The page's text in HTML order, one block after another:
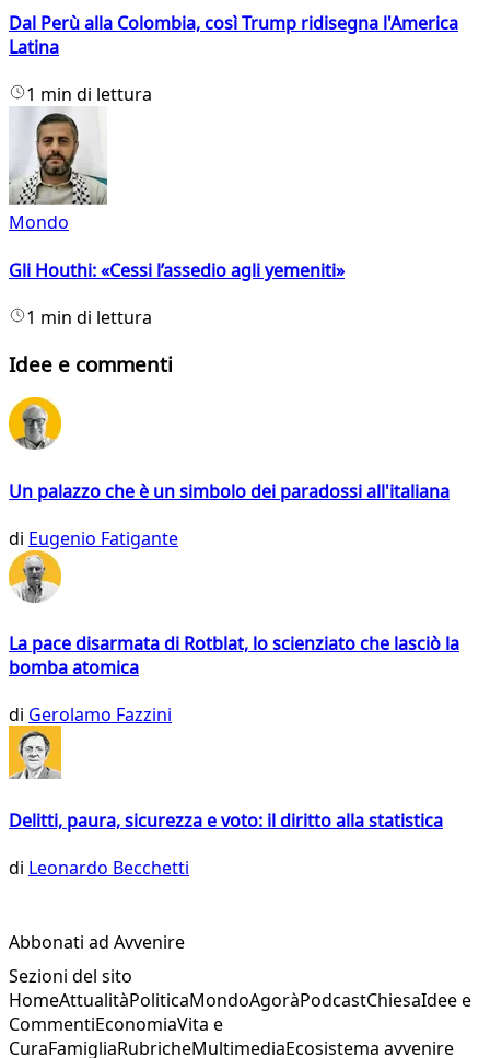
Dal Perù alla Colombia, così Trump ridisegna l'America
Latina
1 min di lettura
Mondo
Gli Houthi: «Cessi l’assedio agli yemeniti»
1 min di lettura
Idee e commenti
Un palazzo che è un simbolo dei paradossi all'italiana
di Eugenio Fatigante
La pace disarmata di Rotblat, lo scienziato che lasciò la
bomba atomica
di Gerolamo Fazzini
Delitti, paura, sicurezza e voto: il diritto alla statistica
di Leonardo Becchetti
Abbonati ad Avvenire
Sezioni del sito
HomeAttualitàPoliticaMondoAgoràPodcastChiesaIdee e
CommentiEconomiaVita e
CuraFamigliaRubricheMultimediaEcosistema avvenire